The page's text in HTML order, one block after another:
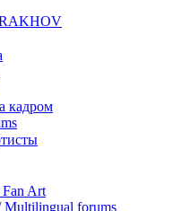
кадром
Art
forums